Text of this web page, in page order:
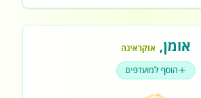
אומן, אוקראינה
הוסף למועדפים